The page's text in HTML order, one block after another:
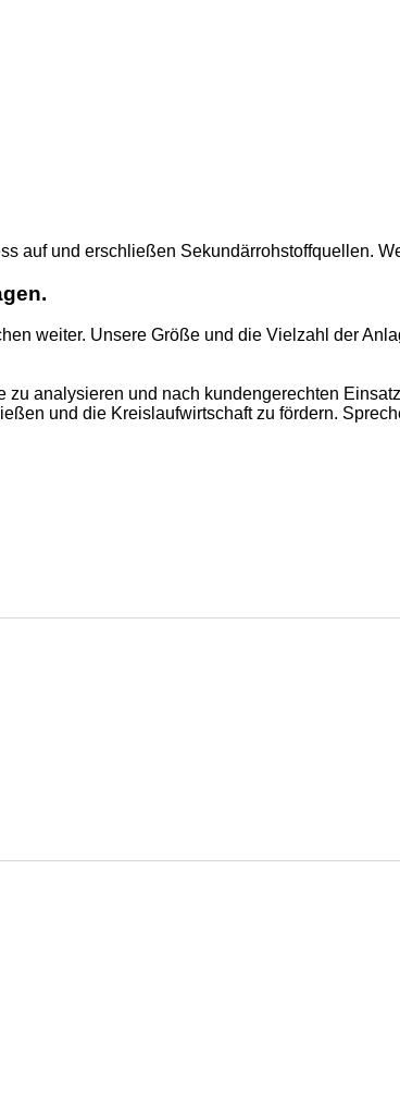
auf und erschließen Sekundärrohstoffquellen.
weiter. Unsere Größe und die Vielzahl der
analysieren und nach kundengerechten
und die Kreislaufwirtschaft zu fördern.